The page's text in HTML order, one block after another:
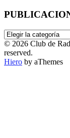
PUBLICACIONES
POR
CATEGORÍA
© 2026 Club de
reserved.
Hiero by aThemes